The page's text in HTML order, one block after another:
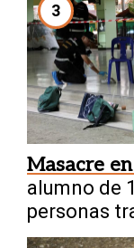
3
Masacre
alumno de
personas
escuela